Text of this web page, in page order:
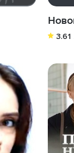
3.61